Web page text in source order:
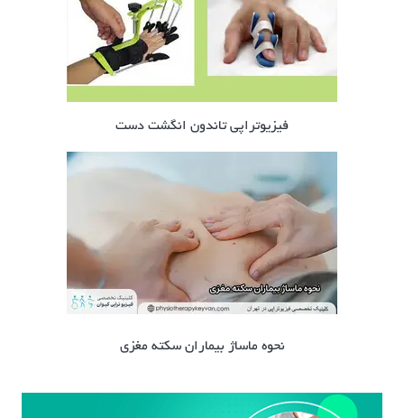
فیزیوتراپی تاندون انگشت دست
نحوه ماساژ بیماران سکته مغزی